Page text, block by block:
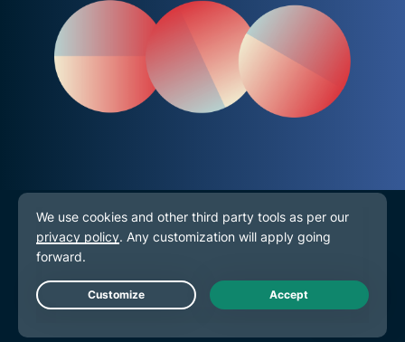
VPN za sve uređaje
MacOS
Windows računalo
Live Chat